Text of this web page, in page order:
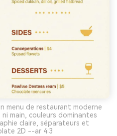
menu de restaurant moderne
main, couleurs dominantes
claire, séparateurs et
2D --ar 4:3